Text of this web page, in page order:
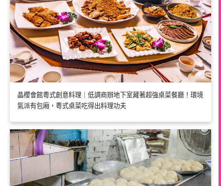
晶櫻會館粵式創意料理｜低調商辦地下室藏著超強桌菜餐廳！環境
氣派有包廂，粵式桌菜吃得出料理功夫